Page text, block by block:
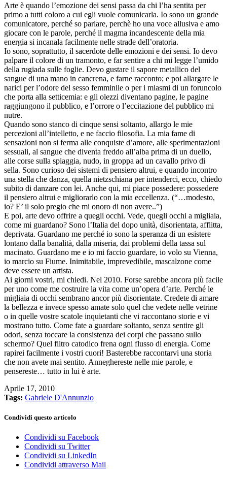
Arte è quando l’emozione dei sensi passa da chi l’ha sentita per
primo a tutti coloro a cui egli vuole comunicarla. Io sono un grande
comunicatore, perché so parlare, perchè ho una voce allusiva e amo
giocare con le parole, perché il magma incandescente della mia
energia si incanala facilmente nelle strade dell’oratoria.
Io sono, soprattutto, il sacerdote delle emozioni e dei sensi. Io devo
palpare il colore di un tramonto, e far sentire a chi mi legge l’umido
della rugiada sulle foglie. Devo gustare il sapore metallico del
sangue di una mano in cancrena, e farne racconto; e poi allargare le
narici per l’odore del sesso femminile o per i miasmi di un foruncolo
che porta alla setticemia: e gli olezzi diventano pagine, le pagine
raggiungono il pubblico, e l’orrore o l’eccitazione del pubblico mi
nutre.
Quando sono stanco di cinque sensi soltanto, allargo le mie
percezioni all’intelletto, e ne faccio filosofia. La mia fame di
sensazioni non si ferma alle conquiste d’amore, alle sperimentazioni
sessuali, al sangue che diventa freddo all’alba prima di un duello,
alle corse sulla spiaggia, nudo, in groppa ad un cavallo privo di
sella. Sono curioso dei sistemi di pensiero altrui, e quando incontro
una stella che danza, quella nietzschiana per intenderci, ecco, chiedo
subito di danzare con lei. Anche qui, mi piace possedere: possedere
il pensiero altrui e migliorarlo con la mia eccellenza. (“…modesto,
io? E’ il solo pregio che mi onoro di non avere..”)
E poi, arte devo offrire a quegli occhi. Vede, quegli occhi a migliaia,
come mi guardano? Sono l’Italia del dopo unità, disorientata, afflitta,
deprivata. Guardano me perché io sono la speranza di un esistere
lontano dalla banalità, dalla miseria, dai problemi della tassa sul
macinato. Guardano me e io mi faccio guardare, io volo su Vienna,
io marcio su Fiume. Inimitabile, imprevedibile, mascalzone come
deve essere un artista.
Ai giorni vostri, mi chiedi. Nel 2010. Forse sarebbe ancora più facile
per uno come me costruire la vita come un’opera d’arte. Perché le
migliaia di occhi sembrano ancor più disorientate. Credete di amare
la bellezza e invece spesso amate solo quel che vedete nelle vetrine
o in quelle vostre scatole inquietanti che vi raccontano storie e vi
mostrano tutto. Come fate a guardare soltanto, senza sentire gli
odori, senza toccare la consistenza dei corpi che passano sullo
schermo? Quel filtro catodico frena ogni flusso di energia. Come
rapirei facilmente i vostri cuori! Basterebbe raccontarvi una storia
che non avete mai sentito. Anneghereste nelle mie parole, e
pensereste… tutto in lui è arte.
Aprile 17, 2010
Tags: Gabriele D'Annunzio
Condividi questo articolo
Condividi su Facebook
Condividi su Twitter
Condividi su LinkedIn
Condividi attraverso Mail